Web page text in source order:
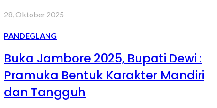
28, Oktober 2025
PANDEGLANG
Buka Jambore 2025, Bupati Dewi :
Pramuka Bentuk Karakter Mandiri
dan Tangguh